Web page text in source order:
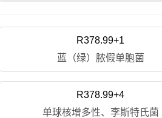
R378.99+1
蓝（绿）脓假单胞菌
R378.99+4
单球核增多性、李斯特氏菌